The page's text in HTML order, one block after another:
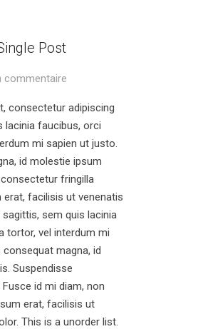
Post
commentaire
consectetur adipiscing
lacinia faucibus, orci
mi sapien ut justo.
id molestie ipsum
fringilla
erat, facilisis ut venenatis
sem quis lacinia
tortor, vel interdum mi
magna, id
Suspendisse
id mi diam, non
erat, facilisis ut
This is a unorder list.